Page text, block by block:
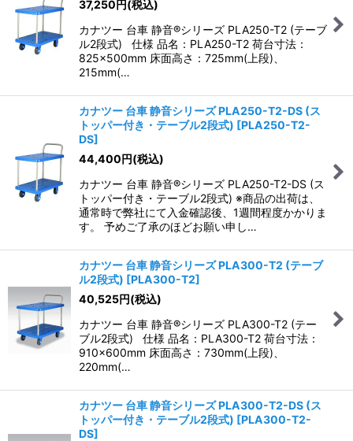
37,250 円(税込)
カナツー 台車 静音®シリーズ PLA250-T2 (テーブ
ル2段式) 仕様 品名：PLA250-T2 荷台寸法：
825×500mm 床面高さ：725mm(上段)、
215mm(…
カナツー 台車 静音シリーズ PLA250-T2-DS (ス
トッパー付き・テーブル2段式) [PLA250-T2-
DS]
44,400円(税込)
カナツー 台車 静音®シリーズ PLA250-T2-DS (ス
トッパー付き・テーブル2段式) ※商品の出荷は、
通常時で弊社にて入金確認後、1週間程度かかりま
す。 予めご了承のほどお願い申し…
カナツー 台車 静音シリーズ PLA300-T2 (テーブ
ル2段式) [PLA300-T2]
40,525円(税込)
カナツー 台車 静音®シリーズ PLA300-T2 (テー
ブル2段式) 仕様 品名：PLA300-T2 荷台寸法：
910×600mm 床面高さ：730mm(上段)、
220mm(…
カナツー 台車 静音シリーズ PLA300-T2-DS (ス
トッパー付き・テーブル2段式) [PLA300-T2-
DS]